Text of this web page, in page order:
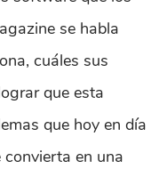
se habla
cuáles sus
que esta
que hoy en día
convierta en una